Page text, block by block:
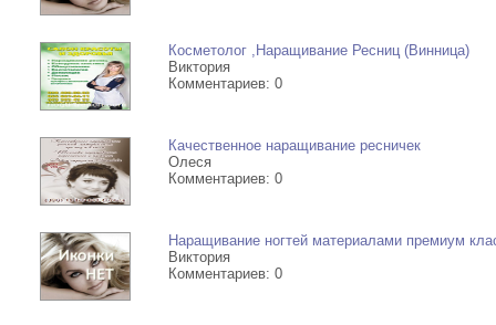
Косметолог ,Наращивание Ресниц (Винница)
Виктория
Комментариев: 0
Качественное наращивание ресничек
Олеся
Комментариев: 0
Наращивание ногтей материалами премиум
Виктория
Комментариев: 0